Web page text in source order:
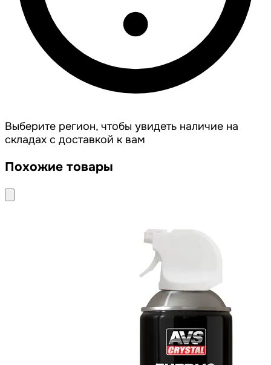
Выберите регион, чтобы увидеть наличие на
складах с доставкой к вам
Похожие товары